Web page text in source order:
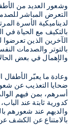
وشعور العديد من
التعرض المباشر
لديناميكية الأسرة
بالتكيف مع الحياة في
الآخرين الذين
بالتوتر والصدمات
والإهمال في بعض
وعادة ما يعبّر
ضحايا التعذيب عن
أسرهم، بمن فيهم
كدورية ثابتة عند
والديهم عند شعورهم
بالامتناع عن الكشف